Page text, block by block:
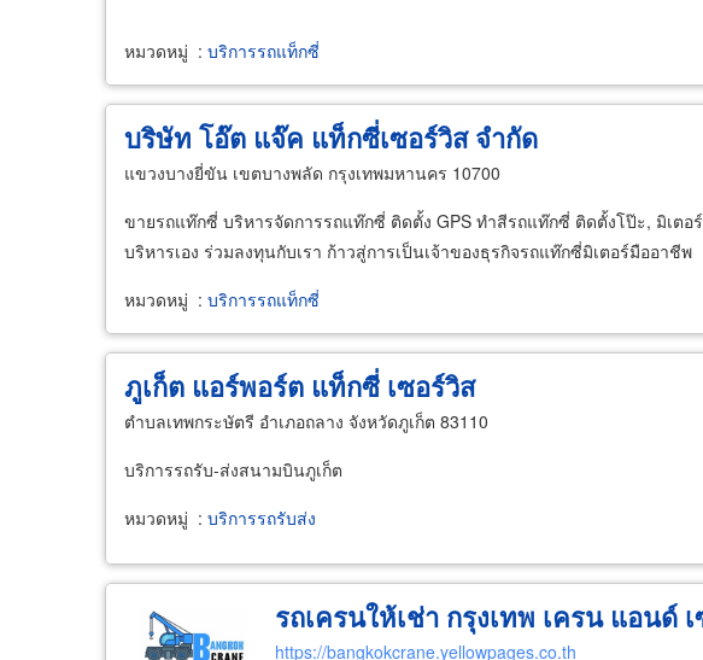
หมวดหมู่ : บริการรถแท็กซี่
บริษัท โอ๊ต แจ๊ค แท็กซี่เซอร์วิส จำกัด
แขวงบางยี่ขัน เขตบางพลัด กรุงเทพมหานคร 10700
ขายรถแท๊กซี่ บริหารจัดการรถแท๊กซี่ ติดตั้ง GPS ทำสีรถแท๊กซี่ ติดตั้งโป๊ะ, มิเต
บริหารเอง ร่วมลงทุนกับเรา ก้าวสู่การเป็นเจ้าของธุรกิจรถแท๊กซี่มิเตอร์มืออาชีพ
หมวดหมู่ : บริการรถแท็กซี่
ภูเก็ต แอร์พอร์ต แท็กซี่ เซอร์วิส
ตำบลเทพกระษัตรี อำเภอถลาง จังหวัดภูเก็ต 83110
บริการรถรับ-ส่งสนามบินภูเก็ต
หมวดหมู่ : บริการรถรับส่ง
รถเครนให้เช่า กรุงเทพ เครน แอนด์
https://bangkokcrane.yellowpages.co.th